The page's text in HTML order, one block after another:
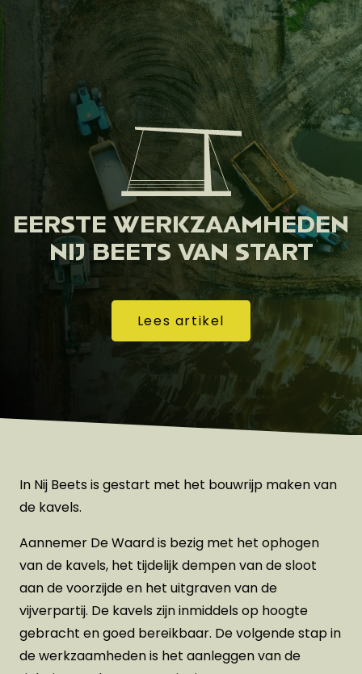
EERSTE WERKZAAMHEDEN
NIJ BEETS VAN START
Lees artikel
In Nij Beets is gestart met het bouwrijp maken van
de kavels.
Aannemer De Waard is bezig met het ophogen
van de kavels, het tijdelijk dempen van de sloot
aan de voorzijde en het uitgraven van de
vijverpartij. De kavels zijn inmiddels op hoogte
gebracht en goed bereikbaar. De volgende stap in
de werkzaamheden is het aanleggen van de